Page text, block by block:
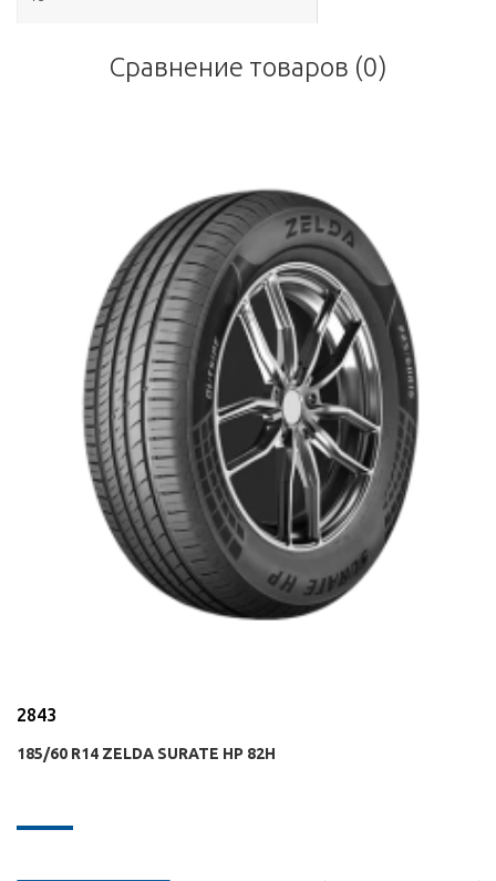
Сравнение товаров (0)
2843
185/60 R14 ZELDA SURATE HP 82H